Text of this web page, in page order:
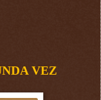
VEZ